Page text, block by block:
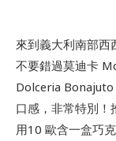
來到義大利南部西
不要錯過莫迪卡
Dolceria Bonajuto
口感，非常特別！
用10 歐含一盒巧